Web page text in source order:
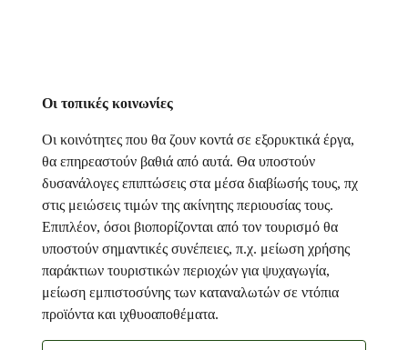
Οι τοπικές κοινωνίες
Οι κοινότητες που θα ζουν κοντά σε εξορυκτικά έργα,
θα επηρεαστούν βαθιά από αυτά. Θα υποστούν
δυσανάλογες επιπτώσεις στα μέσα διαβίωσής τους, πχ
στις μειώσεις τιμών της ακίνητης περιουσίας τους.
Επιπλέον, όσοι βιοπορίζονται από τον τουρισμό θα
υποστούν σημαντικές συνέπειες, π.χ. μείωση χρήσης
παράκτιων τουριστικών περιοχών για ψυχαγωγία,
μείωση εμπιστοσύνης των καταναλωτών σε ντόπια
προϊόντα και ιχθυοαποθέματα.